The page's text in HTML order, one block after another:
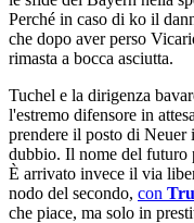
Perché in caso di ko il
che dopo aver perso
rimasta a bocca asciutta.
Tuchel e la dirigenza
l'estremo difensore in
prendere il posto di Neuer
dubbio. Il nome del futuro
È arrivato invece il via
nodo del secondo, con
che piace, ma solo in